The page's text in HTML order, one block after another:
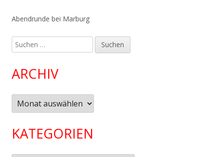
Abendrunde bei Marburg
Suchen
nach:
ARCHIV
Archiv
KATEGORIEN